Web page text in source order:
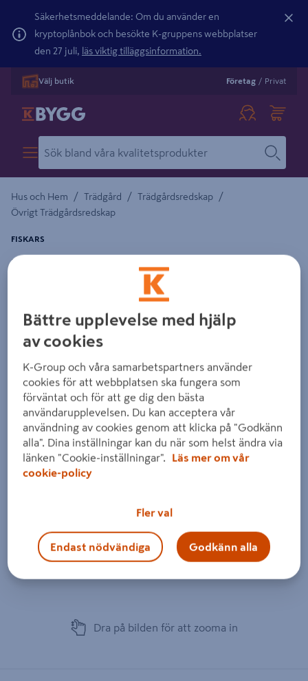
Säkerhetsmeddelande: Om du använder en
kryptoplånbok och besökte K-gruppens webbplatser
den 27 juli, läs viktig tilläggsinformation.
Välj butik Företag / Privat
Hus och Hem / Trädgård / Trädgårdsredskap /
Övrigt Trädgårdsredskap
KULTIVATOR FISKARS CLASSIC M RENSJÄRN
FISKARS
Detaljerad beskrivning finns i produktbeskrivningsområdet
Dra på bilden för att zooma in
Bättre upplevelse med hjälp
av cookies
K-Group och våra samarbetspartners använder
cookies för att webbplatsen ska fungera som
förväntat och för att ge dig den bästa
användarupplevelsen. Du kan acceptera vår
användning av cookies genom att klicka på "Godkänn
alla". Dina inställningar kan du när som helst ändra via
länken "Cookie-inställningar".
Läs mer om vår
cookie-policy
Fler val
Endast nödvändiga Godkänn alla